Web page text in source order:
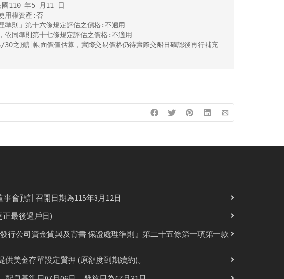
國110 年5 月11 日
用權資產:否
準則」第十六條規定評估之價格:不適用
依同準則第十七條規定評估之價格:不適用
之預計帳面價值估算，實際交易價格仍待實際交船日確認後再行補充
會預計召開日期為115年8月12日
最後過戶日)
行公司資金貸與及背書 保證處理準則』第二十五條第一項第一款
美金存單設定質押 (原額度到期續約)。